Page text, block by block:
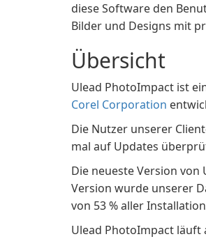
diese Software den
Bilder und Designs mit
Übersicht
Ulead PhotoImpact ist
Corel Corporation
Die Nutzer unserer
mal auf Updates
Die neueste Version von
Version wurde unserer
von 53 % aller
Ulead PhotoImpact läuft